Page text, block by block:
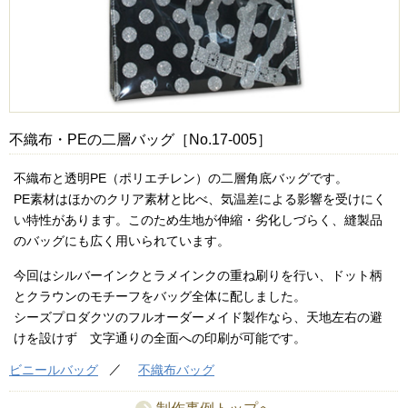
不織布・PEの二層バッグ［No.17-005］
不織布と透明PE（ポリエチレン）の二層角底バッグです。
PE素材はほかのクリア素材と比べ、気温差による影響を受けにく
い特性があります。このため生地が伸縮・劣化しづらく、縫製品
のバッグにも広く用いられています。
今回はシルバーインクとラメインクの重ね刷りを行い、ドット柄
とクラウンのモチーフをバッグ全体に配しました。
シーズプロダクツのフルオーダーメイド製作なら、天地左右の避
けを設けず 文字通りの全面への印刷が可能です。
ビニールバッグ 不織布バッグ